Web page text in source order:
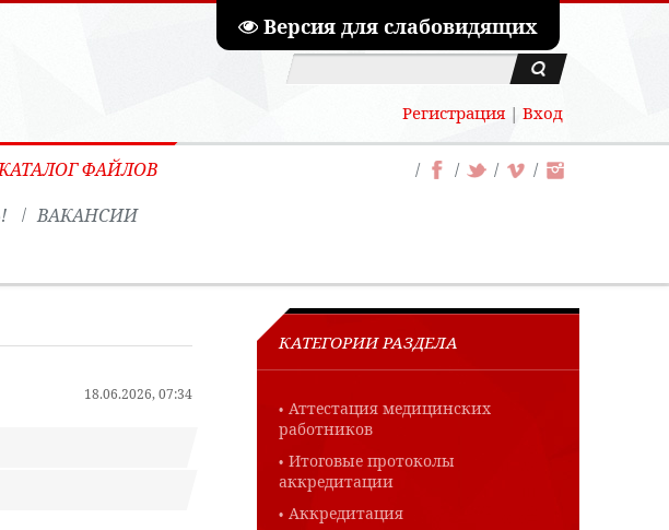
Версия для слабовидящих
Регистрация| Вход
ФАЙЛОВ
ВАКАНСИИ
18.06.2026, 07:34
КАТЕГОРИИ РАЗДЕЛА
Аттестация медицинских
работников
Итоговые протоколы
аккредитации
Аккредитация